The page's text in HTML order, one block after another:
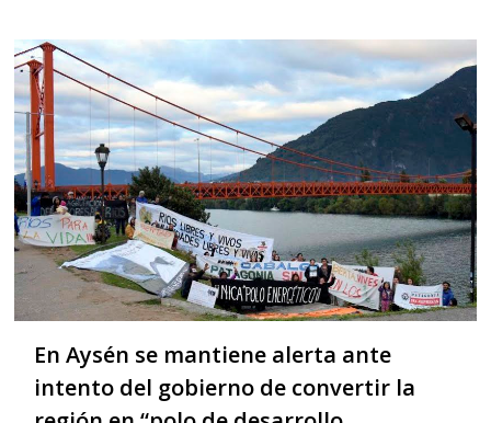
En Aysén se mantiene alerta ante
intento del gobierno de convertir la